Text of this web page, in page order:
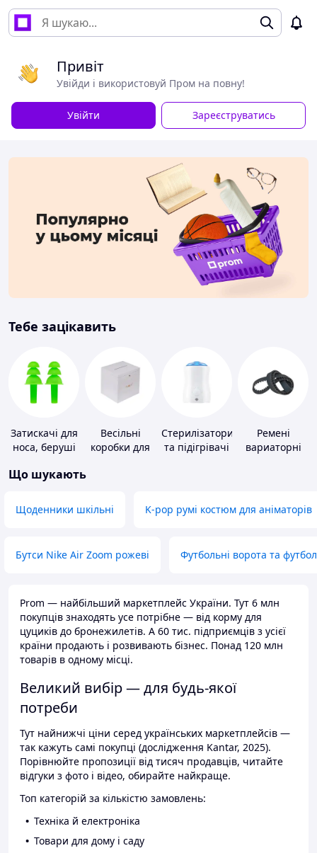
Привіт
Увійди і використовуй Пром на повну!
Увійти Зареєструватись
Тебе зацікавить
Затискачі для
носа, беруші
Весільні
коробки для
Стерилізатори
та підігрівачі
Ремені
вариаторні
Що шукають
Щоденники шкільні K-pop румі костюм для аніматорів
Бутси Nike Air Zoom рожеві Футбольні ворота та
Prom — найбільший маркетплейс України. Тут 6 млн
покупців знаходять усе потрібне — від корму для
цуциків до бронежилетів. А 60 тис. підприємців з усієї
країни продають і розвивають бізнес. Понад 120 млн
товарів в одному місці.
Великий вибір — для будь-якої
потреби
Тут найнижчі ціни серед українських маркетплейсів —
так кажуть самі покупці (дослідження Kantar, 2025).
Порівнюйте пропозиції від тисяч продавців, читайте
відгуки з фото і відео, обирайте найкраще.
Топ категорій за кількістю замовлень:
Техніка й електроніка
Товари для дому і саду